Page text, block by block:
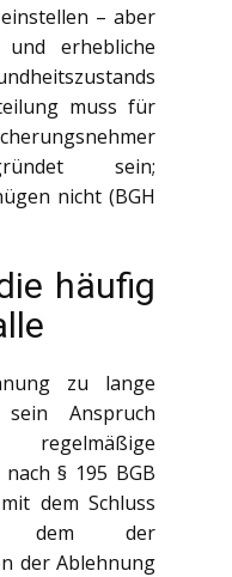
– aber
erhebliche
muss für
sein;
nicht (BGH
häufig
zu lange
Anspruch
§ 195 BGB
dem Schluss
dem der
der Ablehnung